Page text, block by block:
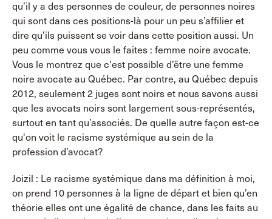
qu’il y a des personnes de couleur, de personnes noires
qui sont dans ces positions-là pour un peu s’affilier et
dire qu’ils puissent se voir dans cette position aussi. Un
peu comme vous vous le faites : femme noire avocate.
Vous le montrez que c'est possible d’être une femme
noire avocate au Québec. Par contre, au Québec depuis
2012, seulement 2 juges sont noirs et nous savons aussi
que les avocats noirs sont largement sous-représentés,
surtout en tant qu’associés. De quelle autre façon est-ce
qu'on voit le racisme systémique au sein de la
profession d’avocat?
Joizil : Le racisme systémique dans ma définition à moi,
on prend 10 personnes à la ligne de départ et bien qu’en
théorie elles ont une égalité de chance, dans les faits au